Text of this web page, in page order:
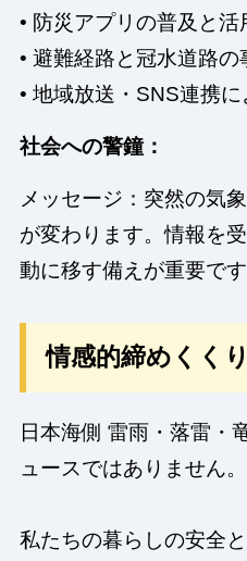
• 防災アプリの普及と活
• 避難経路と冠水道路の
• 地域放送・SNS連携
社会への警鐘：
メッセージ：突然の気
が変わります。情報を
動に移す備えが重要です
情感的締めくくり
日本海側 雷雨・落雷・
ュースではありません。
私たちの暮らしの安全